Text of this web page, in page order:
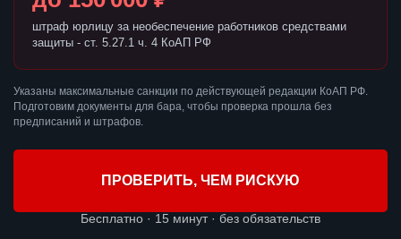
штраф юрлицу за необеспечение работников средствами
защиты - ст. 5.27.1 ч. 4 КоАП РФ
Указаны максимальные санкции по действующей редакции КоАП РФ.
Подготовим документы для бара, чтобы проверка прошла без
предписаний и штрафов.
ПРОВЕРИТЬ, ЧЕМ РИСКУЮ
Бесплатно · 15 минут · без обязательств